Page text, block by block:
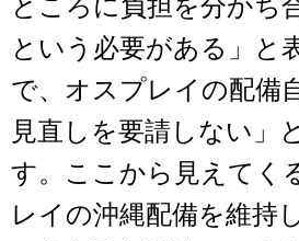
ところに負担を分かち
という必要がある」と
で、オスプレイの配備
見直しを要請しない」
す。ここから見えてく
レイの沖縄配備を維持